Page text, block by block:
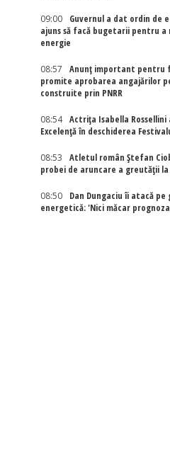
09:00
Guvernul a dat ordin de
ajuns să facă bugetarii pentru a
energie
08:57
Anunț important pentru
promite aprobarea angajărilor
construite prin PNRR
08:54
Actriţa Isabella
Excelenţă în deschiderea
08:53
Atletul român Ștefan
probei de aruncare a greutății la
08:50
Dan Dungaciu îi atacă
energetică: 'Nici măcar